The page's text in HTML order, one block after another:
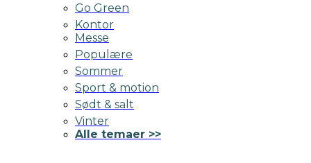
Go Green
Kontor
Messe
Populære
Sommer
Sport & motion
Sødt & salt
Vinter
Alle temaer >>